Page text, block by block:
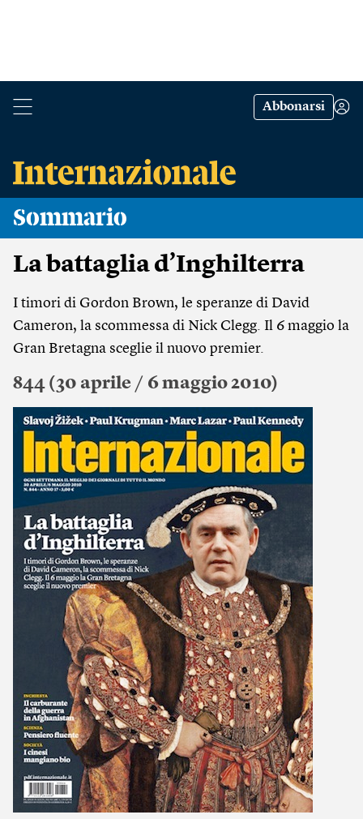
Abbonarsi
Sommario
La battaglia d’Inghilterra
I timori di Gordon Brown, le speranze di David
Cameron, la scommessa di Nick Clegg. Il 6 maggio la
Gran Bretagna sceglie il nuovo premier.
844 (30 aprile / 6 maggio 2010)